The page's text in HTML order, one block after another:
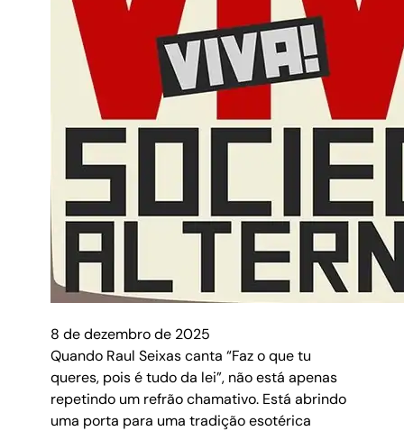
8 de dezembro de 2025
Quando Raul Seixas canta “Faz o que tu
queres, pois é tudo da lei”, não está apenas
repetindo um refrão chamativo. Está abrindo
uma porta para uma tradição esotérica